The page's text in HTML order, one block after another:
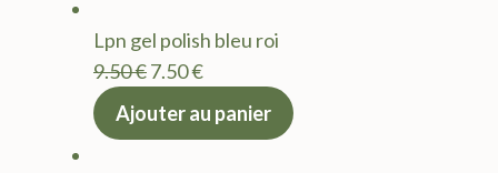
9.50 €.7.50 €.
Lpn gel polish bleu roi
9.50€Le
prix
7.50€Le
actuel
Ajouter au panier